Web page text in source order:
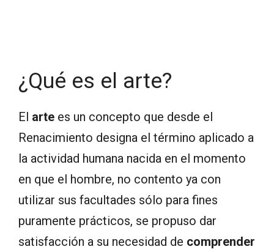
¿Qué es el arte?
El arte es un concepto que desde el
Renacimiento designa el término aplicado a
la actividad humana nacida en el momento
en que el hombre, no contento ya con
utilizar sus facultades sólo para fines
puramente prácticos, se propuso dar
satisfacción a su necesidad de comprender